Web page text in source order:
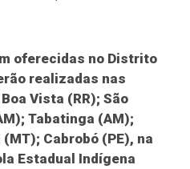
oferecidas no Distrito
realizadas nas
Vista (RR); São
Tabatinga (AM);
Cabrobó (PE), na
Estadual Indígena